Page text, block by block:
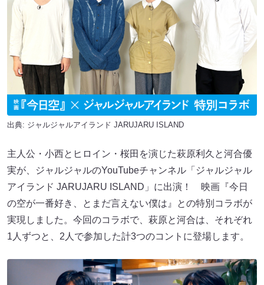
出典: ジャルジャルアイランド JARUJARU ISLAND
主人公・小西とヒロイン・桜田を演じた萩原利久と河合優
実が、ジャルジャルのYouTubeチャンネル「ジャルジャル
アイランド JARUJARU ISLAND」に出演！ 映画『今日
の空が一番好き、とまだ言えない僕は』との特別コラボが
実現しました。今回のコラボで、萩原と河合は、それぞれ
1人ずつと、2人で参加した計3つのコントに登場します。